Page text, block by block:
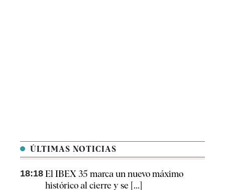
ÚLTIMAS NOTICIAS
18:18 El IBEX 35 marca un nuevo máximo
histórico al cierre y se [...]